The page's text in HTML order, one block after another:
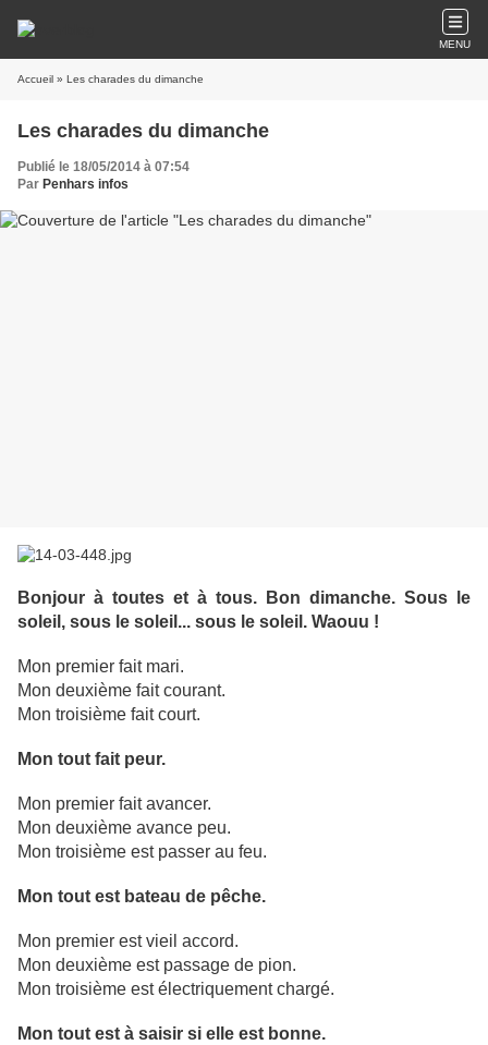
MENU
Accueil » Les charades du dimanche
Les charades du dimanche
Publié le 18/05/2014 à 07:54
Par Penhars infos
Bonjour à toutes et à tous. Bon dimanche. Sous le
soleil, sous le soleil... sous le soleil. Waouu !
Mon premier fait mari.
Mon deuxième fait courant.
Mon troisième fait court.
Mon tout fait peur.
Mon premier fait avancer.
Mon deuxième avance peu.
Mon troisième est passer au feu.
Mon tout est bateau de pêche.
Mon premier est vieil accord.
Mon deuxième est passage de pion.
Mon troisième est électriquement chargé.
Mon tout est à saisir si elle est bonne.